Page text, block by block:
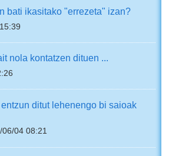
bati ikasitako "errezeta" izan?
nola kontatzen dituen ...
ditut lehenengo bi saioak
06/04 08:21